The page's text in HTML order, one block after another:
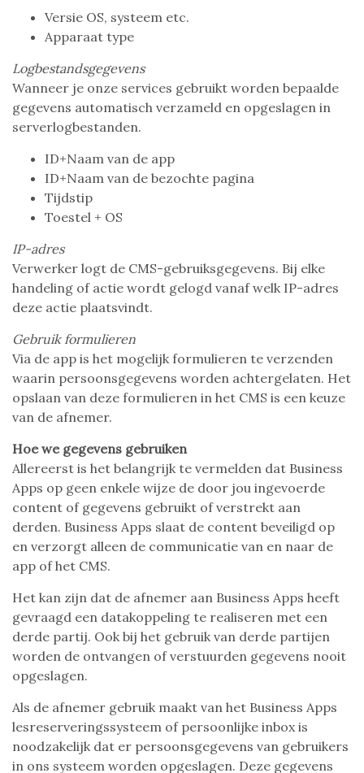
Versie OS, systeem etc.
Apparaat type
Logbestandsgegevens
Wanneer je onze services gebruikt worden bepaalde
gegevens automatisch verzameld en opgeslagen in
serverlogbestanden.
ID+Naam van de app
ID+Naam van de bezochte pagina
Tijdstip
Toestel + OS
IP-adres
Verwerker logt de CMS-gebruiksgegevens. Bij elke
handeling of actie wordt gelogd vanaf welk IP-adres
deze actie plaatsvindt.
Gebruik formulieren
Via de app is het mogelijk formulieren te verzenden
waarin persoonsgegevens worden achtergelaten. Het
opslaan van deze formulieren in het CMS is een keuze
van de afnemer.
Hoe we gegevens gebruiken
Allereerst is het belangrijk te vermelden dat Business
Apps op geen enkele wijze de door jou ingevoerde
content of gegevens gebruikt of verstrekt aan
derden. Business Apps slaat de content beveiligd op
en verzorgt alleen de communicatie van en naar de
app of het CMS.
Het kan zijn dat de afnemer aan Business Apps heeft
gevraagd een datakoppeling te realiseren met een
derde partij. Ook bij het gebruik van derde partijen
worden de ontvangen of verstuurden gegevens nooit
opgeslagen.
Als de afnemer gebruik maakt van het Business Apps
lesreserveringssysteem of persoonlijke inbox is
noodzakelijk dat er persoonsgegevens van gebruikers
in ons systeem worden opgeslagen. Deze gegevens